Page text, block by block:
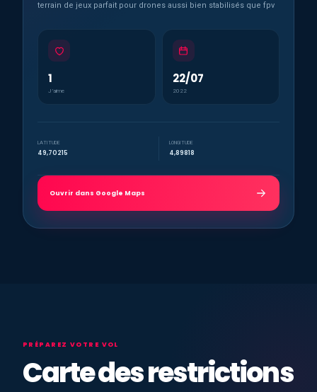
terrain de jeux parfait pour drones aussi bien stabilisés que fpv
1
J’aime
22/07
2022
LATITUDE
49,70215
LONGITUDE
4,89818
Ouvrir dans Google Maps
PRÉPAREZ VOTRE VOL
Carte des restrictions